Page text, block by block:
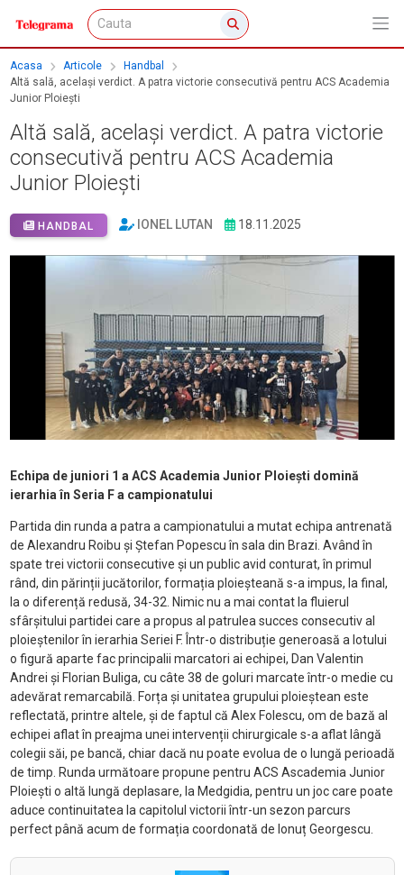
Acasa Articole
Handbal
Altă sală, același verdict. A patra victorie consecutivă pentru ACS Academia
Junior Ploiești
Altă sală, același verdict. A patra victorie
consecutivă pentru ACS Academia
Junior Ploiești
HANDBAL IONEL LUTAN 18.11.2025
Echipa de juniori 1 a ACS Academia Junior Ploiești domină
ierarhia în Seria F a campionatului
Partida din runda a patra a campionatului a mutat echipa antrenată
de Alexandru Roibu și Ștefan Popescu în sala din Brazi. Având în
spate trei victorii consecutive și un public avid conturat, în primul
rând, din părinții jucătorilor, formația ploieșteană s-a impus, la final,
la o diferență redusă, 34-32. Nimic nu a mai contat la fluierul
sfârșitului partidei care a propus al patrulea succes consecutiv al
ploieștenilor în ierarhia Seriei F. Într-o distribuție generoasă a lotului
o figură aparte fac principalii marcatori ai echipei, Dan Valentin
Andrei și Florian Buliga, cu câte 38 de goluri marcate într-o medie cu
adevărat remarcabilă. Forța și unitatea grupului ploieștean este
reflectată, printre altele, și de faptul că Alex Folescu, om de bază al
echipei aflat în preajma unei intervenții chirurgicale s-a aflat lângă
colegii săi, pe bancă, chiar dacă nu poate evolua de o lungă perioadă
de timp. Runda următoare propune pentru ACS Ascademia Junior
Ploiești o altă lungă deplasare, la Medgidia, pentru un joc care poate
aduce continuitatea la capitolul victorii într-un sezon parcurs
perfect până acum de formația coordonată de Ionuț Georgescu.